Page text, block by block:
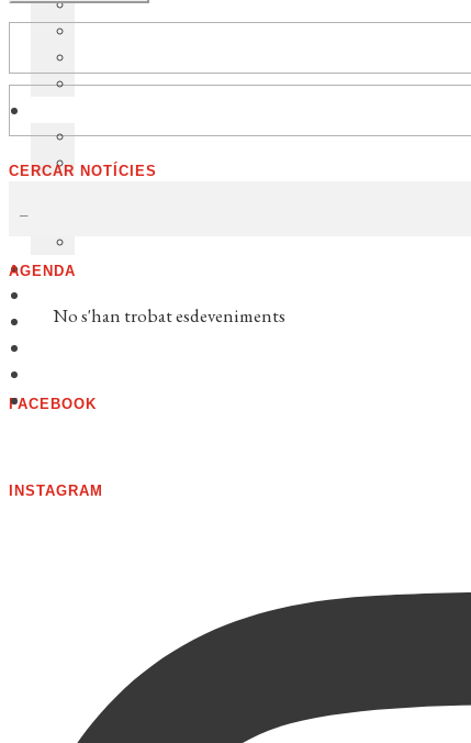
CERCAR NOTÍCIES
AGENDA
No s'han trobat esdeveniments
FACEBOOK
INSTAGRAM